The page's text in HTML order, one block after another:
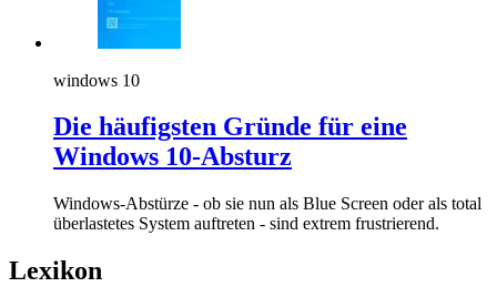
windows 10
Die häufigsten Gründe für eine
Windows 10-Absturz
Windows-Abstürze - ob sie nun als Blue Screen oder als total
überlastetes System auftreten - sind extrem frustrierend.
Lexikon